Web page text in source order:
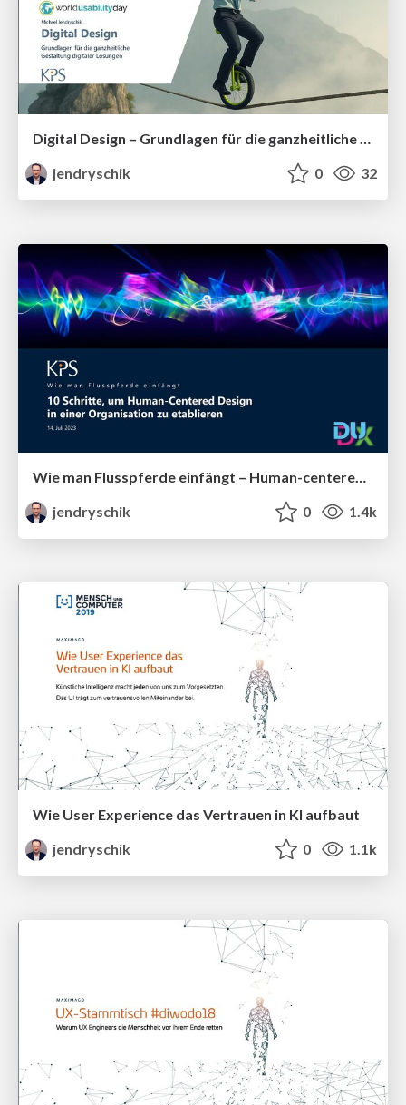
Digital Design – Grundlagen für die ganzheitliche Gestaltung digitaler Lösungen
jendryschik
0 32
jendryschik
0 1.4k
Wie User Experience das Vertrauen in KI aufbaut
jendryschik
0 1.1k